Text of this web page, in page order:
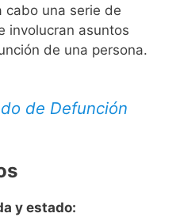
cabo una serie de
involucran asuntos
de una persona.
de Defunción
y estado: